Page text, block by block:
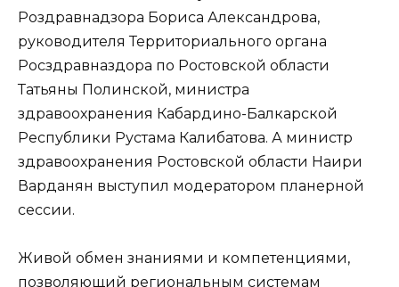
Роздравнадзора Бориса Александрова,
руководителя Территориального органа
Росздравназдора по Ростовской области
Татьяны Полинской, министра
здравоохранения Кабардино-Балкарской
Республики Рустама Калибатова. А министр
здравоохранения Ростовской области Наири
Варданян выступил модератором планерной
сессии.
Живой обмен знаниями и компетенциями,
позволяющий региональным системам